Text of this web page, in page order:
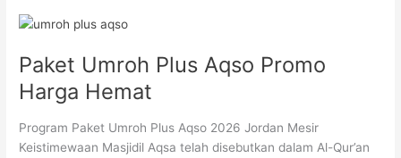
Paket Umroh Plus Aqso Promo
Harga Hemat
Program Paket Umroh Plus Aqso 2026 Jordan Mesir
Keistimewaan Masjidil Aqsa telah disebutkan dalam Al-Qur’an
Paket
Plus
Aqso
Promo
Harga
Hemat